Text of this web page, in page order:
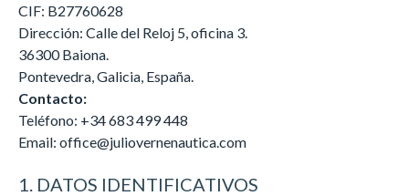
CIF: B27760628
Dirección: Calle del Reloj 5, oficina 3.
36300 Baiona.
Pontevedra, Galicia, España.
Contacto:
Teléfono: +34 683 499 448
Email: office@juliovernenautica.com
1. DATOS IDENTIFICATIVOS